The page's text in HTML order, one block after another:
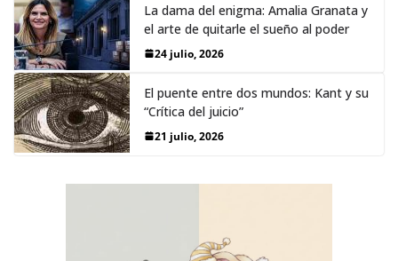
La dama del enigma: Amalia Granata y
el arte de quitarle el sueño al poder
24 julio, 2026
El puente entre dos mundos: Kant y su
“Crítica del juicio”
21 julio, 2026